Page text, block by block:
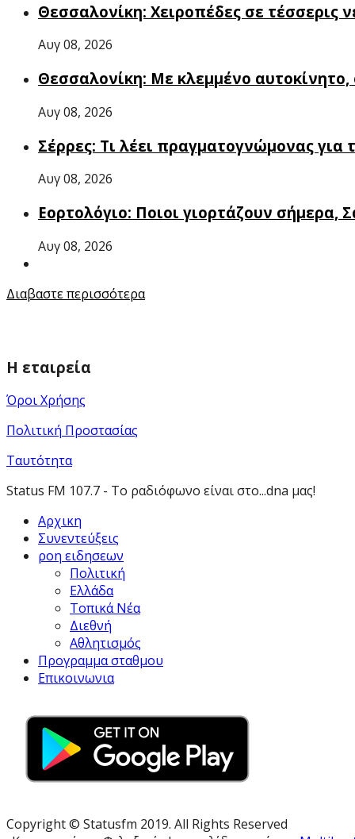
Θεσσαλονίκη: Χειροπέδες σε τέσσερις
Αυγ 08, 2026
Θεσσαλονίκη: Με κλεμμένο αυτοκίνητο,
Αυγ 08, 2026
Σέρρες: Τι λέει πραγματογνώμονας για
Αυγ 08, 2026
Εορτολόγιο: Ποιοι γιορτάζουν σήμερα,
Αυγ 08, 2026
Διαβαστε περισσότερα
Η εταιρεία
Όροι Χρήσης
Πολιτική Προστασίας
Ταυτότητα
Status FM 107.7 - Το ραδιόφωνο είναι στο...dna μας!
Αρχικη
Συνεντεύξεις
ροη ειδησεων
Πολιτική
Ελλάδα
Τοπικά Νέα
Διεθνή
Αθλητισμός
Προγραμμα σταθμου
Επικοινωνια
Copyright © Statusfm 2019. All Rights Reserved